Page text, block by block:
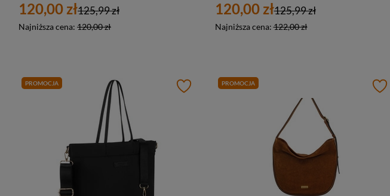
120,00 zł
Najniższa cena: 120,00 zł
125,99 zł 120,00 zł
Najniższa cena:122,00 zł
125,99 zł
PROMOCJA PROMOCJA